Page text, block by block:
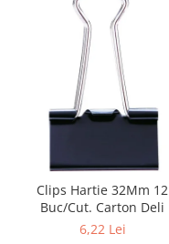
Clips Hartie 32Mm 12
Buc/Cut. Carton Deli
6,22 Lei